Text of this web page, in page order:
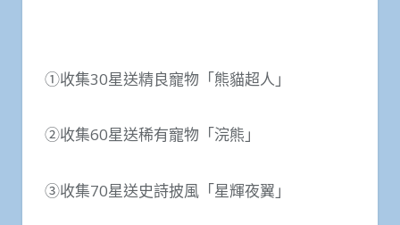
①收集30星送精良寵物「熊貓超人」
②收集60星送稀有寵物「浣熊」
③收集70星送史詩披風「星輝夜翼」